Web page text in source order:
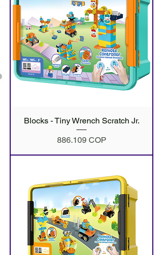
Blocks - Tiny Wrench Scratch Jr.
Precio
886.109 COP